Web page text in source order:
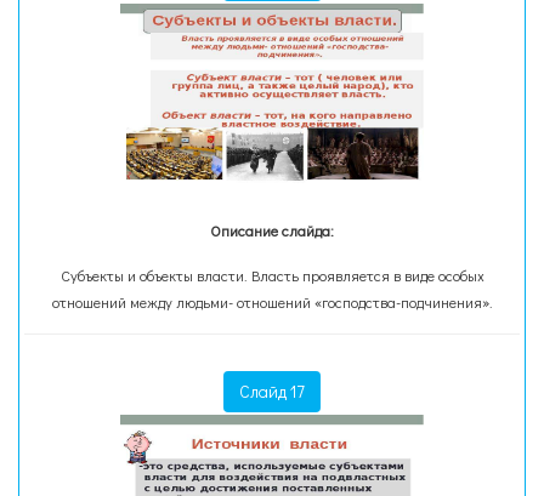
Описание слайда:
Субъекты и объекты власти. Власть проявляется в виде особых
отношений между людьми- отношений «господства-подчинения».
Слайд 17